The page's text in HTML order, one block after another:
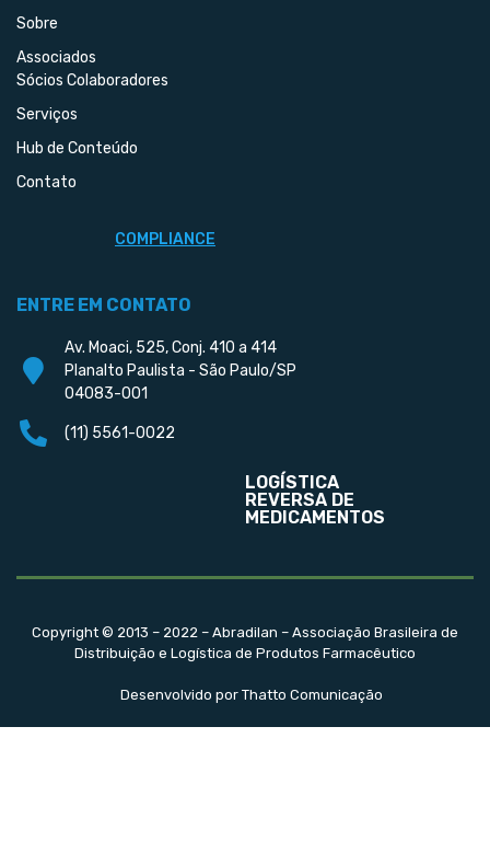
Sobre
Associados
Sócios Colaboradores
Serviços
Hub de Conteúdo
Contato
COMPLIANCE
ENTRE EM CONTATO
Av. Moaci, 525, Conj. 410 a 414
Planalto Paulista - São Paulo/SP
04083-001
(11) 5561-0022
LOGÍSTICA
REVERSA DE
MEDICAMENTOS
Copyright © 2013 – 2022 – Abradilan – Associação Brasileira de
Distribuição e Logística de Produtos Farmacêutico
Desenvolvido por Thatto Comunicação